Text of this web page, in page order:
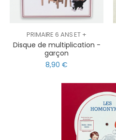
PRIMAIRE 6 ANS ET +
Disque de multiplication -
garçon
8,90 €